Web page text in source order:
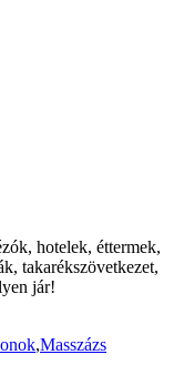
hotelek, éttermek,
takarékszövetkezet,
jár!
,Masszázs